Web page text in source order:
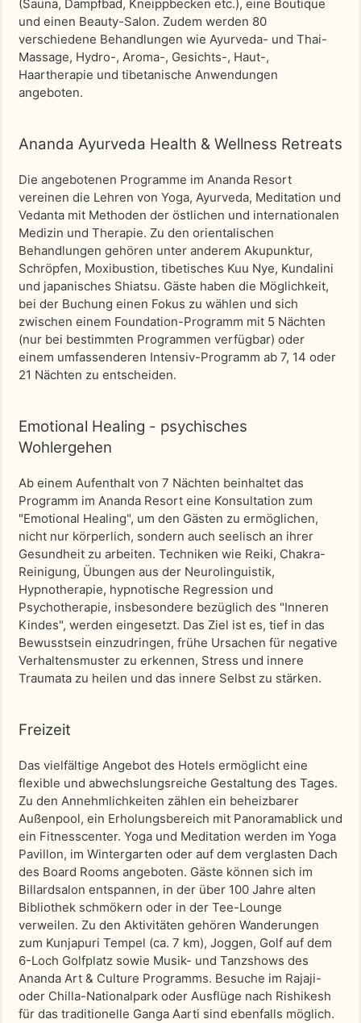
(Sauna, Dampfbad, Kneippbecken etc.), eine Boutique
und einen Beauty-Salon. Zudem werden 80
verschiedene Behandlungen wie Ayurveda- und Thai-
Massage, Hydro-, Aroma-, Gesichts-, Haut-,
Haartherapie und tibetanische Anwendungen
angeboten.
Ananda Ayurveda Health & Wellness Retreats
Die angebotenen Programme im Ananda Resort
vereinen die Lehren von Yoga, Ayurveda, Meditation und
Vedanta mit Methoden der östlichen und internationalen
Medizin und Therapie. Zu den orientalischen
Behandlungen gehören unter anderem Akupunktur,
Schröpfen, Moxibustion, tibetisches Kuu Nye, Kundalini
und japanisches Shiatsu. Gäste haben die Möglichkeit,
bei der Buchung einen Fokus zu wählen und sich
zwischen einem Foundation-Programm mit 5 Nächten
(nur bei bestimmten Programmen verfügbar) oder
einem umfassenderen Intensiv-Programm ab 7, 14 oder
21 Nächten zu entscheiden.
Emotional Healing - psychisches
Wohlergehen
Ab einem Aufenthalt von 7 Nächten beinhaltet das
Programm im Ananda Resort eine Konsultation zum
"Emotional Healing", um den Gästen zu ermöglichen,
nicht nur körperlich, sondern auch seelisch an ihrer
Gesundheit zu arbeiten. Techniken wie Reiki, Chakra-
Reinigung, Übungen aus der Neurolinguistik,
Hypnotherapie, hypnotische Regression und
Psychotherapie, insbesondere bezüglich des "Inneren
Kindes", werden eingesetzt. Das Ziel ist es, tief in das
Bewusstsein einzudringen, frühe Ursachen für negative
Verhaltensmuster zu erkennen, Stress und innere
Traumata zu heilen und das innere Selbst zu stärken.
Freizeit
Das vielfältige Angebot des Hotels ermöglicht eine
flexible und abwechslungsreiche Gestaltung des Tages.
Zu den Annehmlichkeiten zählen ein beheizbarer
Außenpool, ein Erholungsbereich mit Panoramablick und
ein Fitnesscenter. Yoga und Meditation werden im Yoga
Pavillon, im Wintergarten oder auf dem verglasten Dach
des Board Rooms angeboten. Gäste können sich im
Billardsalon entspannen, in der über 100 Jahre alten
Bibliothek schmökern oder in der Tee-Lounge
verweilen. Zu den Aktivitäten gehören Wanderungen
zum Kunjapuri Tempel (ca. 7 km), Joggen, Golf auf dem
6-Loch Golfplatz sowie Musik- und Tanzshows des
Ananda Art & Culture Programms. Besuche im Rajaji-
oder Chilla-Nationalpark oder Ausflüge nach Rishikesh
für das traditionelle Ganga Aarti sind ebenfalls möglich.